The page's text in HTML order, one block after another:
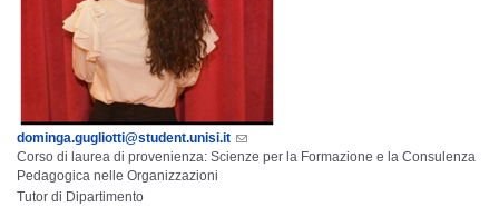
dominga.gugliotti@student.unisi.it
Corso di laurea di provenienza: Scienze per la Formazione e la Consulenza
Pedagogica nelle Organizzazioni
Tutor di Dipartimento